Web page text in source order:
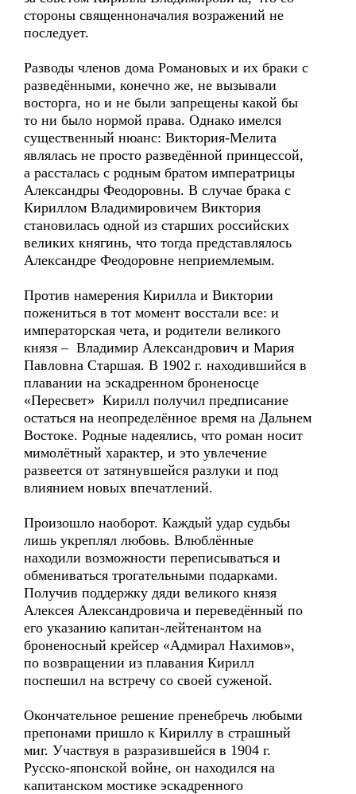
стороны священноначалия возражений не
последует.
Разводы членов дома Романовых и их браки с
разведёнными, конечно же, не вызывали
восторга, но и не были запрещены какой бы
то ни было нормой права. Однако имелся
существенный нюанс: Виктория-Мелита
являлась не просто разведённой принцессой,
а рассталась с родным братом императрицы
Александры Феодоровны. В случае брака с
Кириллом Владимировичем Виктория
становилась одной из старших российских
великих княгинь, что тогда представлялось
Александре Феодоровне неприемлемым.
Против намерения Кирилла и Виктории
пожениться в тот момент восстали все: и
императорская чета, и родители великого
князя – Владимир Александрович и Мария
Павловна Старшая. В 1902 г. находившийся в
плавании на эскадренном броненосце
«Пересвет» Кирилл получил предписание
остаться на неопределённое время на Дальнем
Востоке. Родные надеялись, что роман носит
мимолётный характер, и это увлечение
развеется от затянувшейся разлуки и под
влиянием новых впечатлений.
Произошло наоборот. Каждый удар судьбы
лишь укреплял любовь. Влюблённые
находили возможности переписываться и
обмениваться трогательными подарками.
Получив поддержку дяди великого князя
Алексея Александровича и переведённый по
его указанию капитан-лейтенантом на
броненосный крейсер «Адмирал Нахимов»,
по возвращении из плавания Кирилл
поспешил на встречу со своей суженой.
Окончательное решение пренебречь любыми
препонами пришло к Кириллу в страшный
миг. Участвуя в разразившейся в 1904 г.
Русско-японской войне, он находился на
капитанском мостике эскадренного